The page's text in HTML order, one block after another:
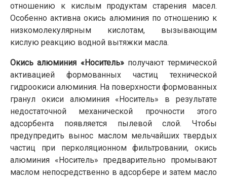
отношению к кислым продуктам старения масел.
Особенно активна окись алюминия по отношению к
низкомолекулярным кислотам, вызывающим
кислую реакцию водной вытяжки масла.
Окись алюминия «Носитель»получают термической
активацией формованных частиц технической
гидроокиси алюминия. На поверхности формованных
гранул окиси алюминия «Носитель» в результате
недостаточной механической прочности этого
адсорбента появляется пылевой слой. Чтобы
предупредить вынос маслом мельчайших твердых
частиц при перколяционном фильтровании, окись
алюминия «Носитель» предварительно промывают
маслом непосредственно в адсорбере и затем масло